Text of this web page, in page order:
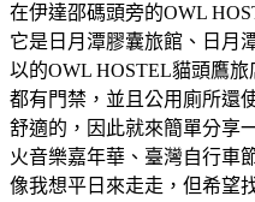
在伊達邵碼頭旁的OWL
它是日月潭膠囊旅館、日月
以的OWL HOSTEL貓頭鷹
都有門禁，並且公用廁所還
舒適的，因此就來簡單分享
火音樂嘉年華、臺灣自行車
像我想平日來走走，但希望